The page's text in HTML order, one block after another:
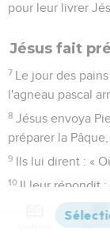
pour leur livrer
Jésus fait
7 Le jour des
l'agneau pascal
8 Jésus envoya
préparer la
9 Ils lui dirent : «
10 Il leur répondit :
vous
suivez-le dans la